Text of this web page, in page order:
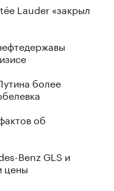
Lauder «закрыл
более
об
Benz GLS и
цены